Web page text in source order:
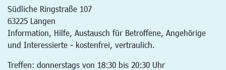
Südliche Ringstraße 107
63225 Langen
Information, Hilfe, Austausch für Betroffene, Angehörige
und Interessierte - kostenfrei, vertraulich.
Treffen: donnerstags von 18:30 bis 20:30 Uhr